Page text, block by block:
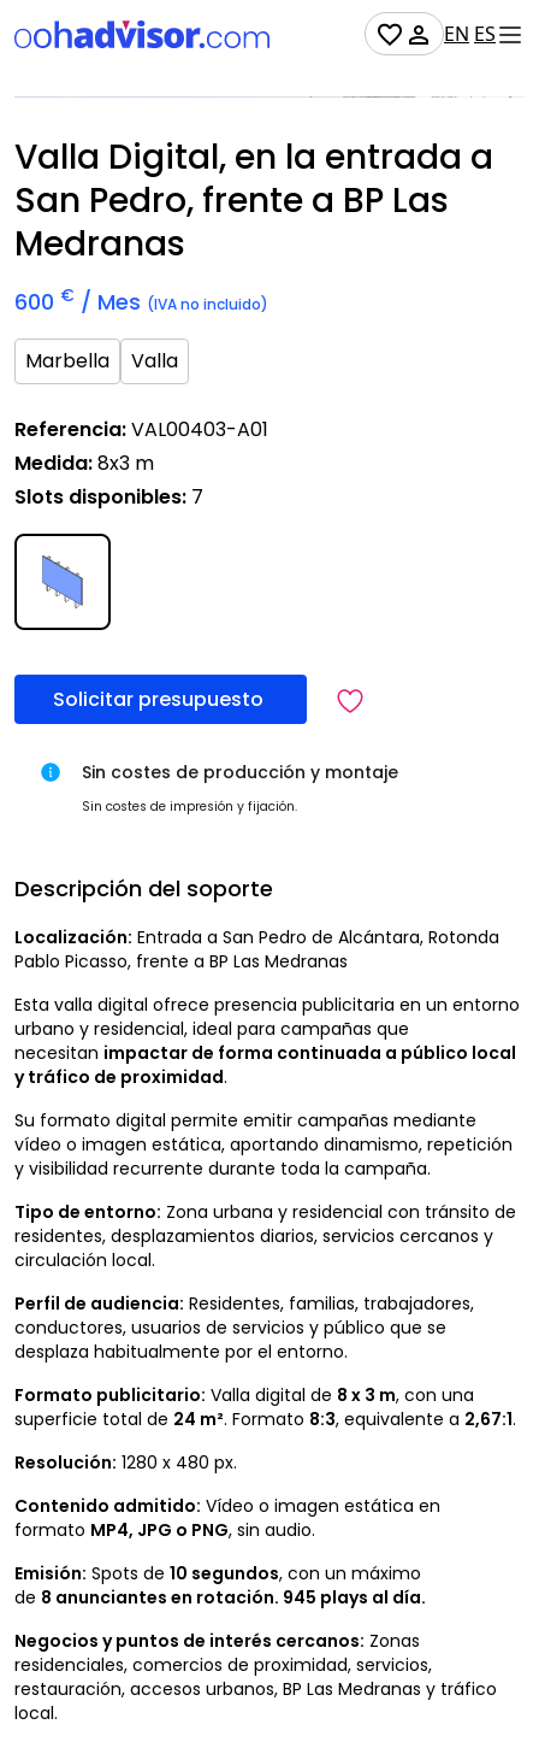
EN ES
Disponible
Valla Digital, en la entrada a
San Pedro, frente a BP Las
Medranas
600 € / Mes (IVA no incluido)
Marbella Valla
Referencia:VAL00403-A01
Medida:8x3 m
Slots disponibles: 7
Solicitar presupuesto
Sin costes de producción y montaje
Sin costes de impresión y fijación.
Descripción del soporte
Localización: Entrada a San Pedro de Alcántara, Rotonda
Pablo Picasso, frente a BP Las Medranas
Esta valla digital ofrece presencia publicitaria en un entorno
urbano y residencial, ideal para campañas que
necesitan impactar de forma continuada a público local
y tráfico de proximidad.
Su formato digital permite emitir campañas mediante
vídeo o imagen estática, aportando dinamismo, repetición
y visibilidad recurrente durante toda la campaña.
Tipo de entorno: Zona urbana y residencial con tránsito de
residentes, desplazamientos diarios, servicios cercanos y
circulación local.
Perfil de audiencia: Residentes, familias, trabajadores,
conductores, usuarios de servicios y público que se
desplaza habitualmente por el entorno.
Formato publicitario: Valla digital de 8 x 3 m, con una
superficie total de 24 m². Formato 8:3, equivalente a 2,67:1.
Resolución: 1280 x 480 px.
Contenido admitido: Vídeo o imagen estática en
formato MP4, JPG o PNG, sin audio.
Emisión: Spots de 10 segundos, con un máximo
de 8 anunciantes en rotación. 945 plays al día.
Negocios y puntos de interés cercanos: Zonas
residenciales, comercios de proximidad, servicios,
restauración, accesos urbanos, BP Las Medranas y tráfico
local.